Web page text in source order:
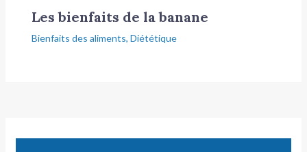
Les bienfaits de la banane
Bienfaits des aliments, Diététique